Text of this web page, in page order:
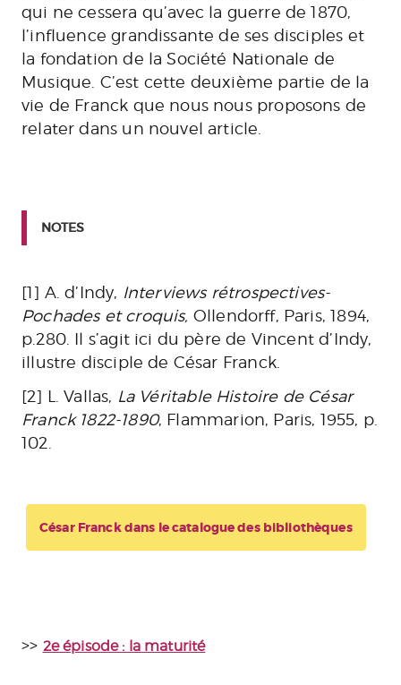
qui ne cessera qu’avec la guerre de 1870,
l’influence grandissante de ses disciples et
la fondation de la Société Nationale de
Musique. C’est cette deuxième partie de la
vie de Franck que nous nous proposons de
relater dans un nouvel article.
NOTES
[1] A. d’Indy, Interviews rétrospectives-
Pochades et croquis, Ollendorff, Paris, 1894,
p.280. Il s’agit ici du père de Vincent d’Indy,
illustre disciple de César Franck.
[2] L. Vallas, La Véritable Histoire de César
Franck 1822-1890, Flammarion, Paris, 1955, p.
102.
César Franck dans le catalogue des bibliothèques
>> 2e épisode : la maturité